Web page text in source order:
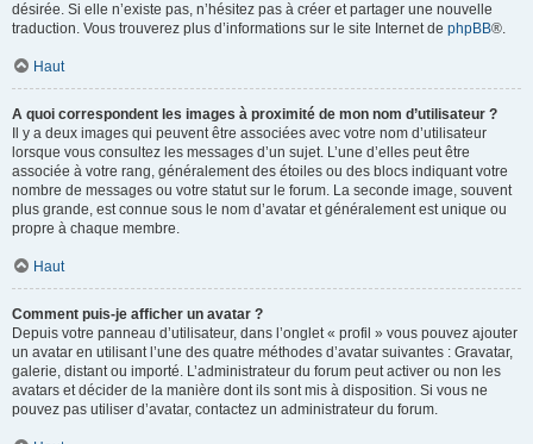
désirée. Si elle n’existe pas, n’hésitez pas à créer et partager une nouvelle
traduction. Vous trouverez plus d’informations sur le site Internet de phpBB®.
Haut
A quoi correspondent les images à proximité de mon nom d’utilisateur ?
Il y a deux images qui peuvent être associées avec votre nom d’utilisateur
lorsque vous consultez les messages d’un sujet. L’une d’elles peut être
associée à votre rang, généralement des étoiles ou des blocs indiquant votre
nombre de messages ou votre statut sur le forum. La seconde image, souvent
plus grande, est connue sous le nom d’avatar et généralement est unique ou
propre à chaque membre.
Haut
Comment puis-je afficher un avatar ?
Depuis votre panneau d’utilisateur, dans l’onglet « profil » vous pouvez ajouter
un avatar en utilisant l’une des quatre méthodes d’avatar suivantes : Gravatar,
galerie, distant ou importé. L’administrateur du forum peut activer ou non les
avatars et décider de la manière dont ils sont mis à disposition. Si vous ne
pouvez pas utiliser d’avatar, contactez un administrateur du forum.